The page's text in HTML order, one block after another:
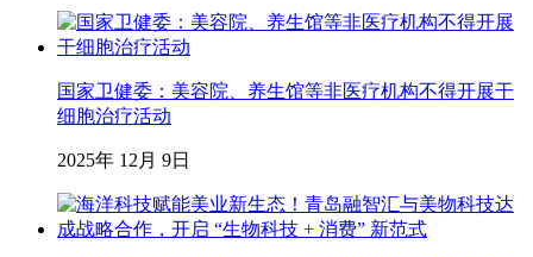
国家卫健委：美容院、养生馆等非医疗机构不得开展干
细胞治疗活动
2025年 12月 9日